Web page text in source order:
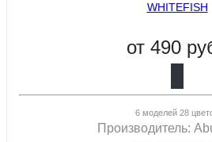
WHITEFISH
от 490
6 моделей 28
Производитель: